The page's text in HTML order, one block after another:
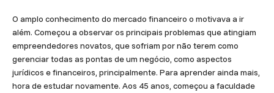
O amplo conhecimento do mercado financeiro o motivava a ir
além. Começou a observar os principais problemas que atingiam
empreendedores novatos, que sofriam por não terem como
gerenciar todas as pontas de um negócio, como aspectos
jurídicos e financeiros, principalmente. Para aprender ainda mais,
hora de estudar novamente. Aos 45 anos, começou a faculdade